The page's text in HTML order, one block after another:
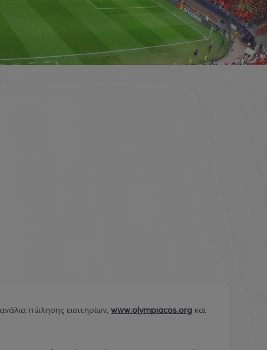
πώλησης εισιτηρίων, www.olympiacos.org και